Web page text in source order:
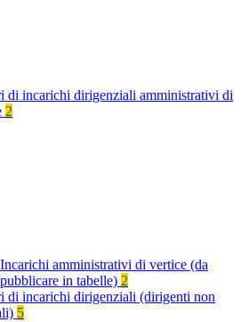
di incarichi dirigenziali amministrativi di
2
Incarichi amministrativi di vertice (da
pubblicare in tabelle) 2
di incarichi dirigenziali (dirigenti non
5